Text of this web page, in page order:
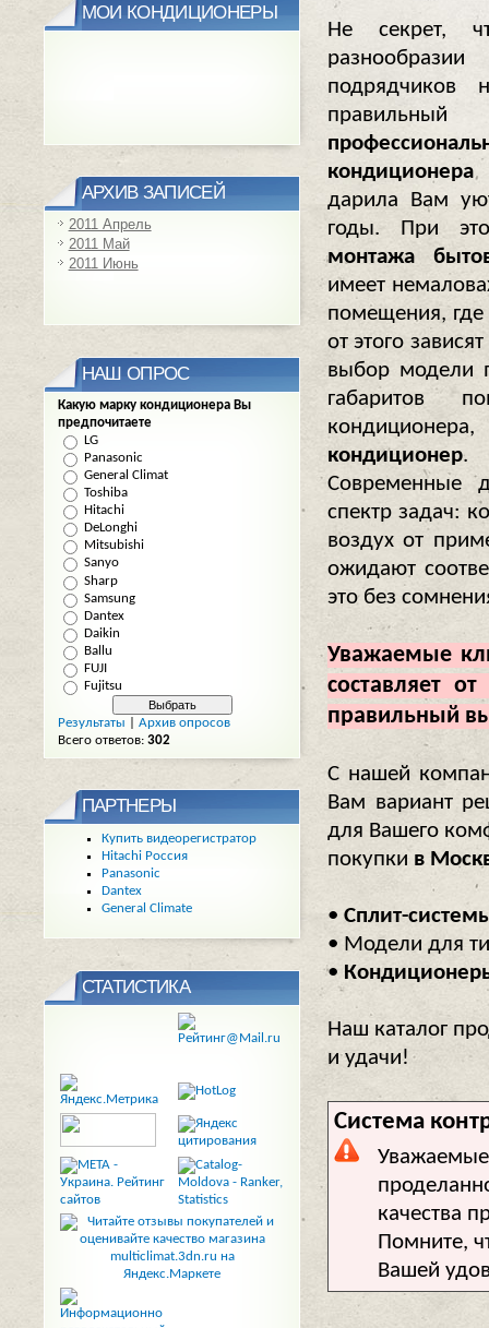
Не секрет,
подрядчиков
кондиционера
дарила Вам
годы. При
монтажа
имеет
помещения,
от этого
выбор модели
габаритов
кондиционер.
Современные
спектр задач:
воздух от
ожидают
это без
Уважаемые
составляет
правильный
С нашей
Вам вариант
для Вашего
покупки в
• Сплит-
• Модели для
•
Наш каталог
и удачи!
Система
Уважаемые
качества
Помните,
Вашей
МОИ КОНДИЦИОНЕРЫ
АРХИВ ЗАПИСЕЙ
2011 Апрель
2011 Май
2011 Июнь
НАШ ОПРОС
Какую марку кондиционера Вы
предпочитаете
LG
Panasonic
General Climat
Toshiba
Hitachi
DeLonghi
Mitsubishi
Sanyo
Sharp
Samsung
Dantex
Daikin
Ballu
FUJI
Fujitsu
Результаты
Архив опросов
Всего ответов: 302
ПАРТНЕРЫ
Купить видеорегистратор
Hitachi Россия
Panasonic
Dantex
General Climate
СТАТИСТИКА